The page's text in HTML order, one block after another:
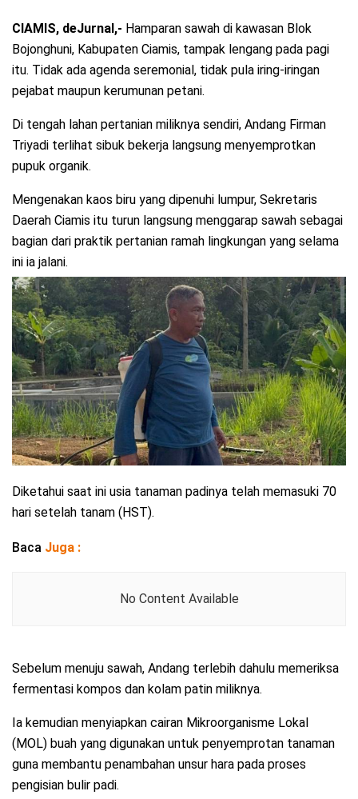
CIAMIS, deJurnal,- Hamparan sawah di kawasan Blok
Bojonghuni, Kabupaten Ciamis, tampak lengang pada pagi
itu. Tidak ada agenda seremonial, tidak pula iring-iringan
pejabat maupun kerumunan petani.
Di tengah lahan pertanian miliknya sendiri, Andang Firman
Triyadi terlihat sibuk bekerja langsung menyemprotkan
pupuk organik.
Mengenakan kaos biru yang dipenuhi lumpur, Sekretaris
Daerah Ciamis itu turun langsung menggarap sawah sebagai
bagian dari praktik pertanian ramah lingkungan yang selama
ini ia jalani.
Diketahui saat ini usia tanaman padinya telah memasuki 70
hari setelah tanam (HST).
Baca Juga :
No Content Available
Sebelum menuju sawah, Andang terlebih dahulu memeriksa
fermentasi kompos dan kolam patin miliknya.
Ia kemudian menyiapkan cairan Mikroorganisme Lokal
(MOL) buah yang digunakan untuk penyemprotan tanaman
guna membantu penambahan unsur hara pada proses
pengisian bulir padi.